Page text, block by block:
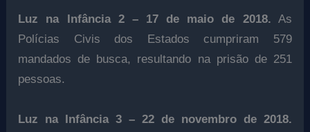
Luz na Infância 2 – 17 de maio de 2018. As
Polícias Civis dos Estados cumpriram 579
mandados de busca, resultando na prisão de 251
pessoas.
Luz na Infância 3 – 22 de novembro de 2018.